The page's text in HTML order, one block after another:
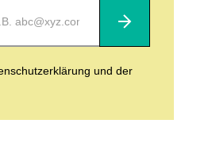
Abonnieren
und der